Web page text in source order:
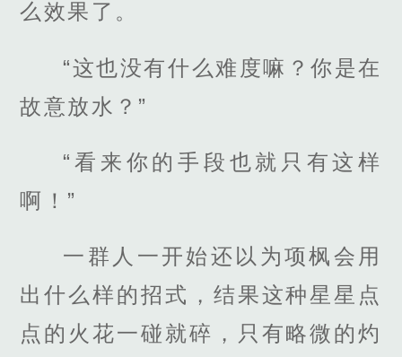
么效果了。
“这也没有什么难度嘛？你是在
故意放水？”
“看来你的手段也就只有这样
啊！”
一群人一开始还以为项枫会用
出什么样的招式，结果这种星星点
点的火花一碰就碎，只有略微的灼